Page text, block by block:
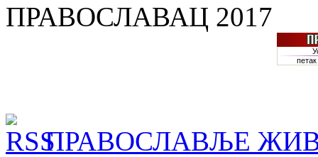
ПРАВОСЛАВАЦ 2017
ПРАВОСЛАВЉЕ